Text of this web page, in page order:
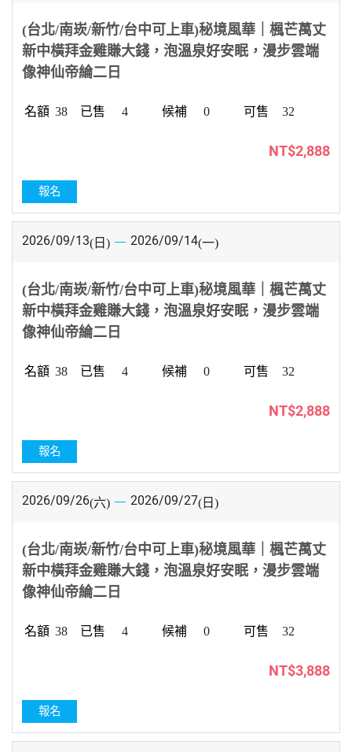
(台北/南崁/新竹/台中可上車)秘境風華｜楓芒萬丈
新中橫拜金雞賺大錢，泡溫泉好安眠，漫步雲端
像神仙帝綸二日
38 4 0 32
NT$2,888
報名
2026/09/13(日) 2026/09/14(一)
(台北/南崁/新竹/台中可上車)秘境風華｜楓芒萬丈
新中橫拜金雞賺大錢，泡溫泉好安眠，漫步雲端
像神仙帝綸二日
38 4 0 32
NT$2,888
報名
2026/09/26(六) 2026/09/27(日)
(台北/南崁/新竹/台中可上車)秘境風華｜楓芒萬丈
新中橫拜金雞賺大錢，泡溫泉好安眠，漫步雲端
像神仙帝綸二日
38 4 0 32
NT$3,888
報名